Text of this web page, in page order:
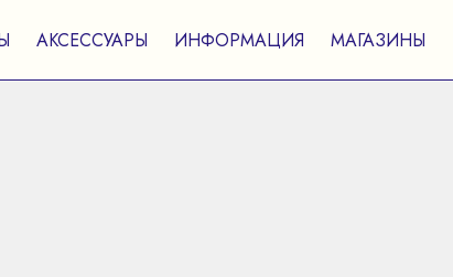
АКСЕССУАРЫ ИНФОРМАЦИЯ МАГАЗИНЫ